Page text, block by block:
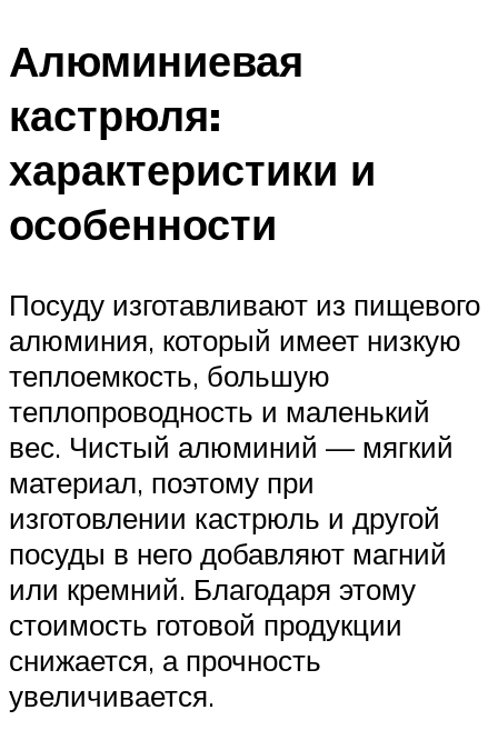
Алюминиевая
кастрюля:
характеристики и
особенности
Посуду изготавливают из пищевого
алюминия, который имеет низкую
теплоемкость, большую
теплопроводность и маленький
вес. Чистый алюминий — мягкий
материал, поэтому при
изготовлении кастрюль и другой
посуды в него добавляют магний
или кремний. Благодаря этому
стоимость готовой продукции
снижается, а прочность
увеличивается.